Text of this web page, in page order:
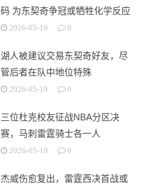
码 为东契奇争冠或牺牲化学反应
2026-05-19 0
湖人被建议交易东契奇好友，尽
管后者在队中地位特殊
2026-05-19 0
三位杜克校友征战NBA分区决
赛，马刺雷霆骑士各一人
2026-05-19 0
杰威伤愈复出，雷霆西决首战或